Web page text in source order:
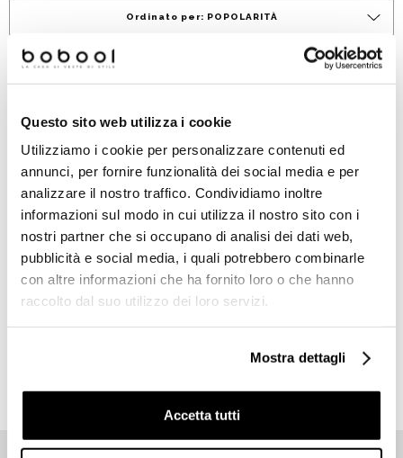
Questo sito web utilizza i cookie
Utilizziamo i cookie per personalizzare contenuti ed
annunci, per fornire funzionalità dei social media e per
analizzare il nostro traffico. Condividiamo inoltre
informazioni sul modo in cui utilizza il nostro sito con i
nostri partner che si occupano di analisi dei dati web,
pubblicità e social media, i quali potrebbero combinarle
con altre informazioni che ha fornito loro o che hanno
raccolto dal suo utilizzo dei loro servizi.
Mostra dettagli
Accetta tutti
Ordinato per: POPOLARITÀ
Nuovo arrivo
Sifone cilindrico per bidet
da 1 e 1/4 cromo - Simas